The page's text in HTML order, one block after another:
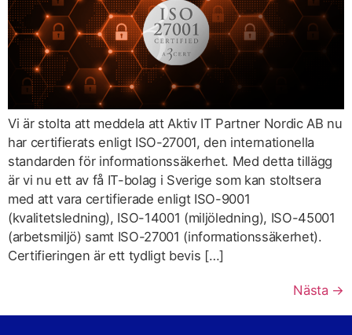
Vi är stolta att meddela att Aktiv IT Partner Nordic AB nu
har certifierats enligt ISO-27001, den internationella
standarden för informationssäkerhet. Med detta tillägg
är vi nu ett av få IT-bolag i Sverige som kan stoltsera
med att vara certifierade enligt ISO-9001
(kvalitetsledning), ISO-14001 (miljöledning), ISO-45001
(arbetsmiljö) samt ISO-27001 (informationssäkerhet).
Certifieringen är ett tydligt bevis […]
Nästa →